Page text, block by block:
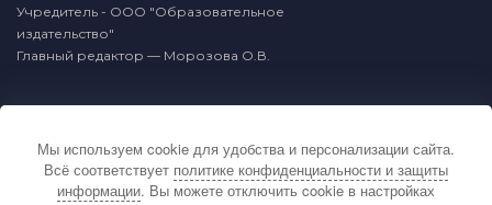
По вопросам связанным с публикацией
материалов на сайте издательства и выдачей
подтверждающих документов обращайтесь на
Учредитель - ООО "Образовательное
издательство"
Главный редактор — Морозова О.В.
Мы используем cookie для удобства и персонализации сайта.
Всё соответствует политике конфиденциальности и защиты
информации. Вы можете отключить cookie в настройках